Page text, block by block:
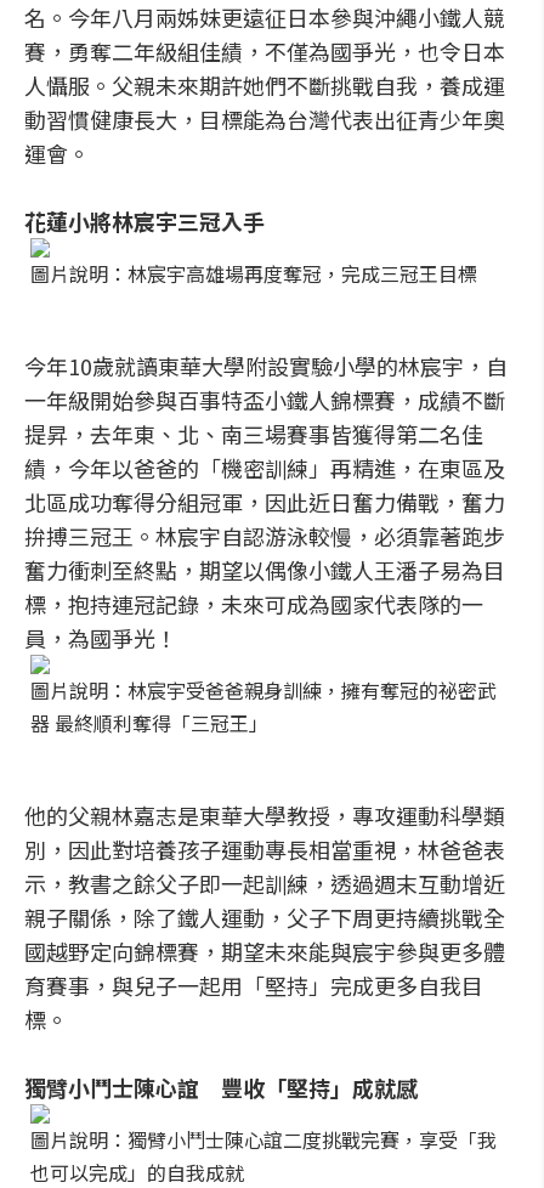
名。今年八月兩姊妹更遠征日本參與沖繩小鐵人競
賽，勇奪二年級組佳績，不僅為國爭光，也令日本
人懾服。父親未來期許她們不斷挑戰自我，養成運
動習慣健康長大，目標能為台灣代表出征青少年奧
運會。
花蓮小將林宸宇三冠入手
圖片說明：林宸宇高雄場再度奪冠，完成三冠王目標
今年10歲就讀東華大學附設實驗小學的林宸宇，自
一年級開始參與百事特盃小鐵人錦標賽，成績不斷
提昇，去年東、北、南三場賽事皆獲得第二名佳
績，今年以爸爸的「機密訓練」再精進，在東區及
北區成功奪得分組冠軍，因此近日奮力備戰，奮力
拚搏三冠王。林宸宇自認游泳較慢，必須靠著跑步
奮力衝刺至終點，期望以偶像小鐵人王潘子易為目
標，抱持連冠記錄，未來可成為國家代表隊的一
員，為國爭光！
圖片說明：林宸宇受爸爸親身訓練，擁有奪冠的祕密武
器 最終順利奪得「三冠王」
他的父親林嘉志是東華大學教授，專攻運動科學類
別，因此對培養孩子運動專長相當重視，林爸爸表
示，教書之餘父子即一起訓練，透過週末互動增近
親子關係，除了鐵人運動，父子下周更持續挑戰全
國越野定向錦標賽，期望未來能與宸宇參與更多體
育賽事，與兒子一起用「堅持」完成更多自我目
標。
獨臂小鬥士陳心誼 豐收「堅持」成就感
圖片說明：獨臂小鬥士陳心誼二度挑戰完賽，享受「我
也可以完成」的自我成就